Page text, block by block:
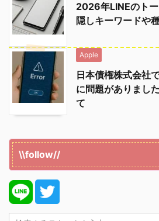
2026年LINEのト
隠しキーワードや
Apple
日本債権株式会社
に問題がありまし
て
\\follow//